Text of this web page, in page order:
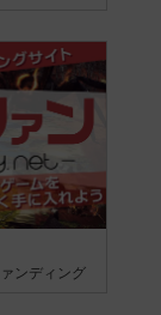
ンディング